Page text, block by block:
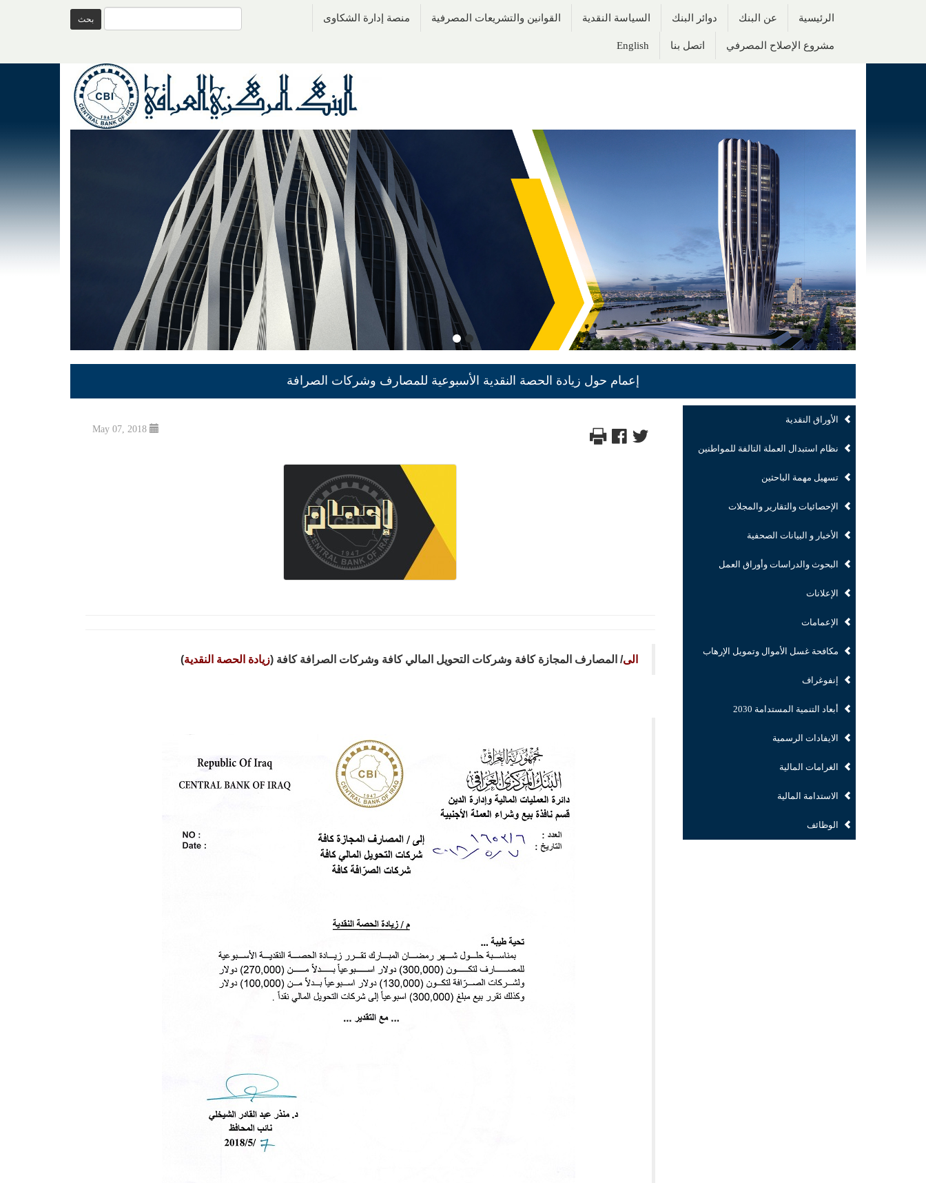
الرئيسية عن البنك دوائر البنك السياسة النقدية القوانين والتشريعات المصرفية منصة إدارة الشكاوى
مشروع الإصلاح المصرفي اتصل بنا English
إعمام حول زيادة الحصة النقدية الأسبوعية للمصارف وشركات الصرافة
الأوراق النقدية
نظام استبدال العملة التالفة للمواطنين
تسهيل مهمة الباحثين
الإحصائيات والتقارير والمجلات
الأخبار و البيانات الصحفية
البحوث والدراسات وأوراق العمل
الإعلانات
الإعمامات
مكافحة غسل الأموال وتمويل الإرهاب
إنفوغراف
أبعاد التنمية المستدامة 2030
الايفادات الرسمية
الغرامات المالية
الاستدامة المالية
الوظائف
May 07, 2018
الى/ المصارف المجازة كافة وشركات التحويل المالي كافة وشركات الصرافة كافة (زيادة الحصة النقدية)